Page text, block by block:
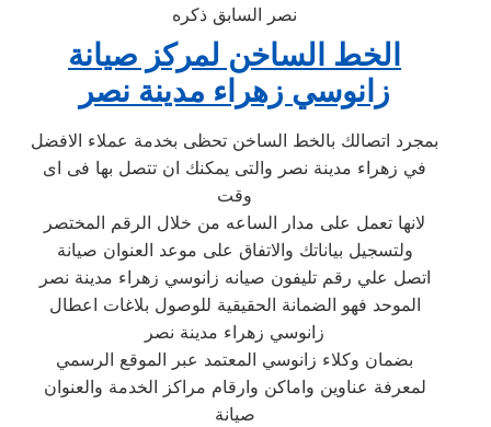
نصر السابق ذكره
الخط الساخن لمركز صيانة
زانوسي زهراء مدينة نصر
بمجرد اتصالك بالخط الساخن تحظى بخدمة عملاء الافضل
في زهراء مدينة نصر والتى يمكنك ان تتصل بها فى اى
وقت
لانها تعمل على مدار الساعه من خلال الرقم المختصر
ولتسجيل بياناتك والاتفاق على موعد العنوان صيانة
اتصل علي رقم تليفون صيانه زانوسي زهراء مدينة نصر
الموحد فهو الضمانة الحقيقية للوصول بلاغات اعطال
زانوسي زهراء مدينة نصر
بضمان وكلاء زانوسي المعتمد عبر الموقع الرسمي
لمعرفة عناوين واماكن وارقام مراكز الخدمة والعنوان
صيانة